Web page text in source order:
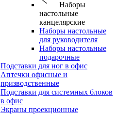
Наборы
настольные
канцелярские
Наборы настольные
для руководителя
Наборы настольные
подарочные
Подставки для ног в офис
Аптечки офисные и
призводственные
Подставки для системных блоков
в офис
Экраны проекционные